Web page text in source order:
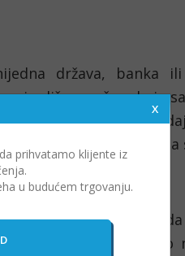
država, banka ili
mrežom koja
da kupuju,
bez potrebe da
svakome
kome u svetu. Niko
prihvatamo klijente iz
u budućem trgovanju.